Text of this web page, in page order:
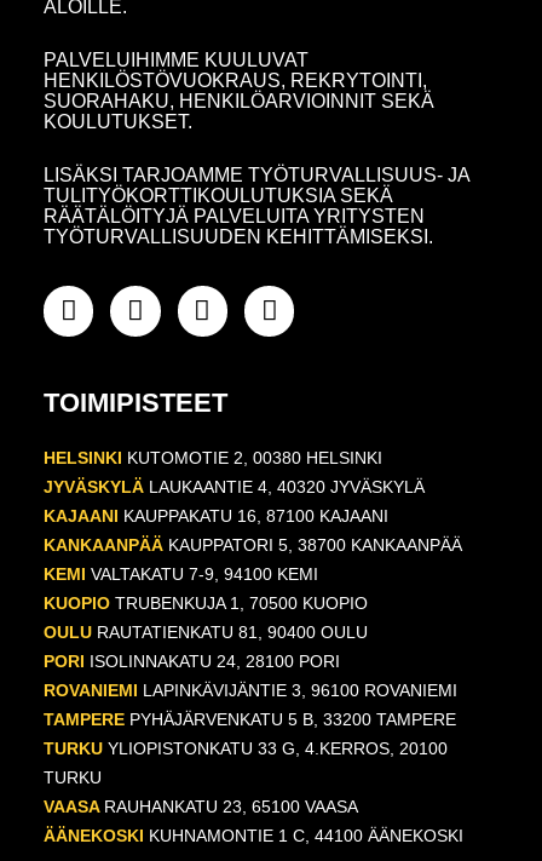
ALOILLE.
PALVELUIHIMME KUULUVAT
HENKILÖSTÖVUOKRAUS, REKRYTOINTI,
SUORAHAKU, HENKILÖARVIOINNIT SEKÄ
KOULUTUKSET.
LISÄKSI TARJOAMME TYÖTURVALLISUUS- JA
TULITYÖKORTTIKOULUTUKSIA SEKÄ
RÄÄTÄLÖITYJÄ PALVELUITA YRITYSTEN
TYÖTURVALLISUUDEN KEHITTÄMISEKSI.
TOIMIPISTEET
HELSINKI KUTOMOTIE 2, 00380 HELSINKI
JYVÄSKYLÄLAUKAANTIE 4, 40320 JYVÄSKYLÄ
KAJAANI KAUPPAKATU 16, 87100 KAJAANI
KANKAANPÄÄ KAUPPATORI 5, 38700 KANKAANPÄÄ
KEMI VALTAKATU 7-9, 94100 KEMI
KUOPIO TRUBENKUJA 1, 70500 KUOPIO
OULU RAUTATIENKATU 81, 90400 OULU
PORI ISOLINNAKATU 24, 28100 PORI
ROVANIEMI LAPINKÄVIJÄNTIE 3, 96100 ROVANIEMI
TAMPEREPYHÄJÄRVENKATU 5 B, 33200 TAMPERE
TURKUYLIOPISTONKATU 33 G, 4.KERROS, 20100
TURKU
VAASA RAUHANKATU 23, 65100 VAASA
ÄÄNEKOSKI KUHNAMONTIE 1 C, 44100 ÄÄNEKOSKI